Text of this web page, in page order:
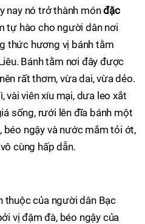
nay nó trở thành mónđặc
tự hào cho người dân nơi
thức hương vị bánh tằm
Bánh tằm nơi đây được
rất thơm, vừa dai, vừa dẻo.
vài viên xíu mại, dưa leo xắt
sống, rưới lên đĩa bánh một
ngậy và nước mắm tỏi ớt,
cùng hấp dẫn.
thuộc của người dân Bạc
vị đậm đà, béo ngậy của